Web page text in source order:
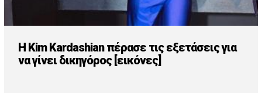
H Kim Kardashian πέρασε τις εξετάσεις για
να γίνει δικηγόρος [εικόνες]